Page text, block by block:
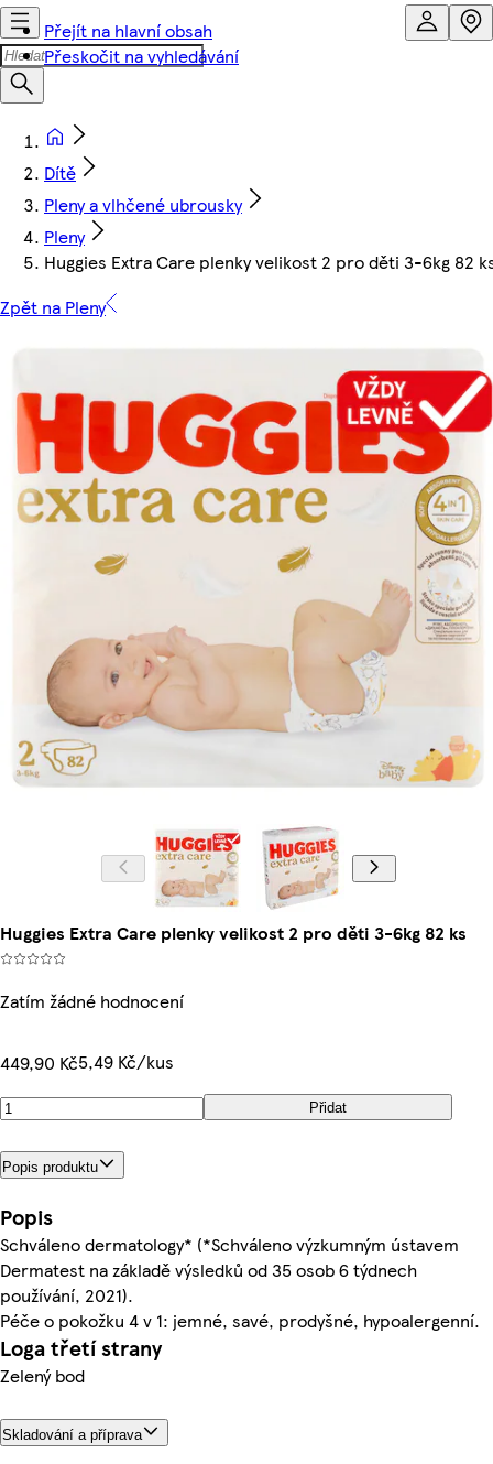
Přejít na hlavní obsah
Přeskočit na vyhledávání
Dítě
Pleny a vlhčené ubrousky
Pleny
Huggies Extra Care plenky velikost 2 pro děti 3-6kg 82
Zpět na Pleny
Huggies Extra Care plenky velikost 2 pro děti 3-6kg 82 ks
Zatím žádné hodnocení
449,90 Kč5,49 Kč/kus
Přidat
Popis produktu
Popis
Schváleno dermatology* (*Schváleno výzkumným ústavem
Dermatest na základě výsledků od 35 osob 6 týdnech
používání, 2021).
Péče o pokožku 4 v 1: jemné, savé, prodyšné, hypoalergenní.
Loga třetí strany
Zelený bod
Skladování a příprava